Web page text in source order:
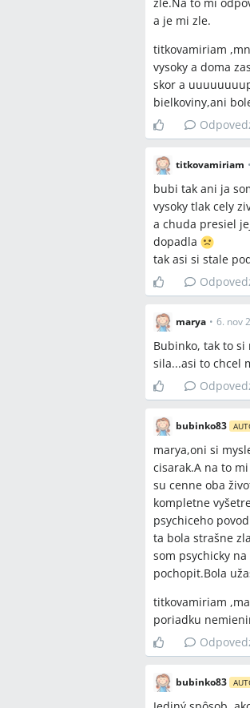
Sporné názory
Niektoré
vysokých
domácich
Niektoré
pretrvával aj
Otvorené otázky
Ako
hodnotách
Do akej
hodnotami
Aké sú
Spomenuté
Dopegyt, Holter
Vasocardin,
Miesta a
a je mi zle.
titkovamiriam
vysoky a doma
skor a
bielkoviny,ani
titkovamiriam •
bubi tak ani ja
vysoky tlak cely
a chuda presiel
dopadla
tak asi si stale
marya • 6. nov
Bubinko, tak to
sila...asi to chcel
bubinko83
marya,oni si
cisarak.A na to
su cenne oba
kompletne
psychiceho
ta bola strašne
som psychicky
pochopit.Bola
titkovamiriam
poriadku
bubinko83